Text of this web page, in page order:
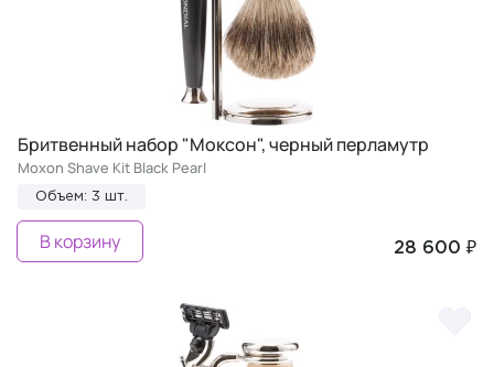
Бритвенный набор "Моксон", черный перламутр
Moxon Shave Kit Black Pearl
Объем: 3 шт.
28 600 ₽
В корзину